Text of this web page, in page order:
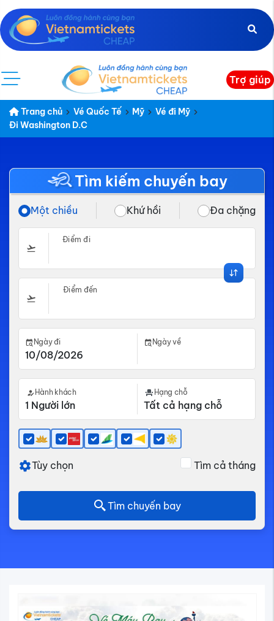
Trợ giúp
Trang chủ Vé Quốc Tế Mỹ
Vé đi Mỹ
Đi Washington D.C
Tìm kiếm chuyến bay
Một chiều Khứ hồi Đa chặng
Điểm đi
Điểm đến
Ngày đi Ngày về
Hành khách Hạng chỗ
Tùy chọn Tìm cả tháng
Tìm chuyến bay